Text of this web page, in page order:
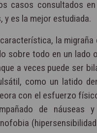
casos consultados en
y es la mejor estudiada.
la migraña
sobre todo en un lado
a veces puede ser
como un latido
con el esfuerzo
de náuseas